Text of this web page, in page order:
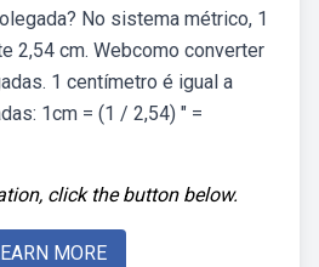
No sistema métrico, 1
2,54 cm. Webcomo converter
1 centímetro é igual a
1cm = (1 / 2,54) ″ =
click the button below.
MORE